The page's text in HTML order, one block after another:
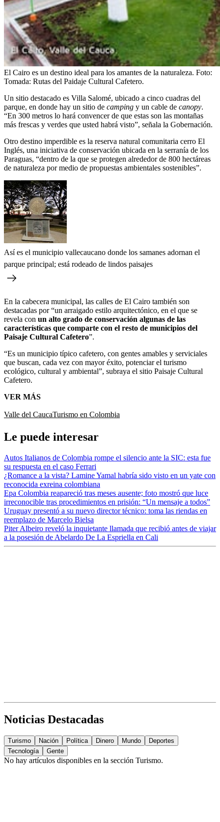
El Cairo es un destino ideal para los amantes de la naturaleza. Foto:
Tomada: Rutas del Paidaje Cultural Cafetero.
Un sitio destacado es Villa Salomé, ubicado a cinco cuadras del
parque, en donde hay un sitio de camping y un cable de canopy.
“En 300 metros lo hará convencer de que estas son las montañas
más frescas y verdes que usted habrá visto”, señala la Gobernación.
Otro destino imperdible es la reserva natural comunitaria cerro El
Inglés, una iniciativa de conservación ubicada en la serranía de los
Paraguas, “dentro de la que se protegen alrededor de 800 hectáreas
de naturaleza por medio de propuestas ambientales sostenibles”.
Así es el municipio vallecaucano donde los samanes adornan el
parque principal; está rodeado de lindos paisajes
En la cabecera municipal, las calles de El Cairo también son
destacadas por “un arraigado estilo arquitectónico, en el que se
revela con un alto grado de conservación algunas de las
características que comparte con el resto de municipios del
Paisaje Cultural Cafetero”.
“Es un municipio típico cafetero, con gentes amables y serviciales
que buscan, cada vez con mayor éxito, potenciar el turismo
ecológico, cultural y ambiental”, subraya el sitio Paisaje Cultural
Cafetero.
VER MÁS
Valle del CaucaTurismo en Colombia
Le puede interesar
Autos Italianos de Colombia rompe el silencio ante la SIC: esta fue
su respuesta en el caso Ferrari
¿Romance a la vista? Lamine Yamal habría sido visto en un yate con
reconocida exreina colombiana
Epa Colombia reapareció tras meses ausente; foto mostró que luce
irreconocible tras procedimientos en prisión: “Un mensaje a todos”
Uruguay presentó a su nuevo director técnico: toma las riendas en
reemplazo de Marcelo Bielsa
Piter Albeiro reveló la inquietante llamada que recibió antes de viajar
a la posesión de Abelardo De La Espriella en Cali
Noticias Destacadas
Turismo Nación Política Dinero Mundo
Deportes
Tecnología
Gente
No hay artículos disponibles en la sección Turismo.